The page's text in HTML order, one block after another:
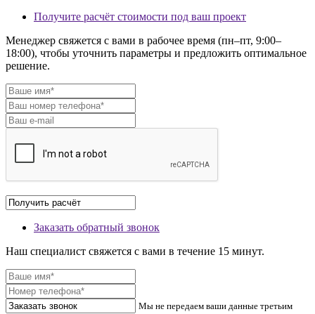
Получите расчёт стоимости под ваш проект
Менеджер свяжется с вами в рабочее время (пн–пт, 9:00–
18:00), чтобы уточнить параметры и предложить оптимальное
решение.
Заказать обратный звонок
Наш специалист свяжется с вами в течение 15 минут.
Мы не передаем ваши данные третьим